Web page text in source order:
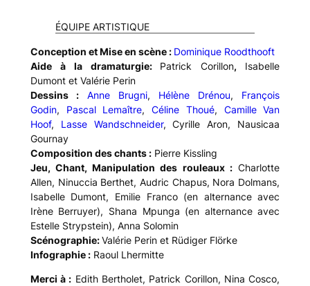
ÉQUIPE ARTISTIQUE
Conception et Mise en scène : Dominique Roodthooft
Aide à la dramaturgie: Patrick Corillon, Isabelle
Dumont et Valérie Perin
Dessins :
Anne Brugni, Hélène Drénou, François
Godin, Pascal Lemaître,Céline Thoué, Camille Van
Hoof, Lasse Wandschneider, Cyrille Aron, Nausicaa
Gournay
Composition des chants :Pierre Kissling
Jeu, Chant, Manipulation des rouleaux :Charlotte
Allen, Ninuccia Berthet, Audric Chapus, Nora Dolmans,
Isabelle Dumont, Emilie Franco (en alternance avec
Irène Berruyer), Shana Mpunga (en alternance avec
Estelle Strypstein), Anna Solomin
Scénographie:Valérie Perin et Rüdiger Flörke
Infographie :Raoul Lhermitte
Merci à : Edith Bertholet, Patrick Corillon, Nina Cosco,